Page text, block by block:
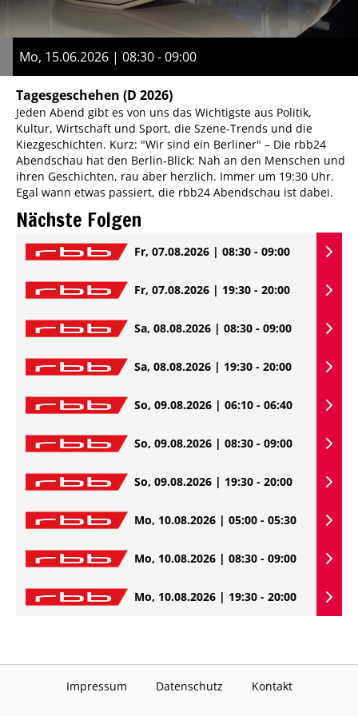
Mo, 15.06.2026 | 08:30 - 09:00
Tagesgeschehen (D 2026)
Jeden Abend gibt es von uns das Wichtigste aus Politik,
Kultur, Wirtschaft und Sport, die Szene-Trends und die
Kiezgeschichten. Kurz: "Wir sind ein Berliner" – Die rbb24
Abendschau hat den Berlin-Blick: Nah an den Menschen und
ihren Geschichten, rau aber herzlich. Immer um 19:30 Uhr.
Egal wann etwas passiert, die rbb24 Abendschau ist dabei.
Nächste Folgen
Fr, 07.08.2026 | 08:30 - 09:00
Fr, 07.08.2026 | 19:30 - 20:00
Sa, 08.08.2026 | 08:30 - 09:00
Sa, 08.08.2026 | 19:30 - 20:00
So, 09.08.2026 | 06:10 - 06:40
So, 09.08.2026 | 08:30 - 09:00
So, 09.08.2026 | 19:30 - 20:00
Mo, 10.08.2026 | 05:00 - 05:30
Mo, 10.08.2026 | 08:30 - 09:00
Mo, 10.08.2026 | 19:30 - 20:00
Impressum Datenschutz Kontakt